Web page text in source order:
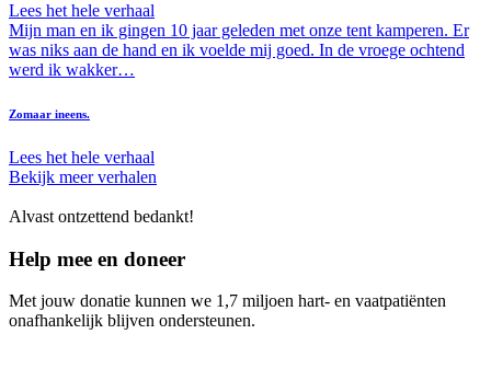
Lees het hele verhaal
Mijn man en ik gingen 10 jaar geleden met onze tent kamperen. Er
was niks aan de hand en ik voelde mij goed. In de vroege ochtend
werd ik wakker…
Zomaar ineens.
Lees het hele verhaal
Bekijk meer verhalen
Alvast ontzettend bedankt!
Help mee en doneer
Met jouw donatie kunnen we 1,7 miljoen hart- en vaatpatiënten
onafhankelijk blijven ondersteunen.